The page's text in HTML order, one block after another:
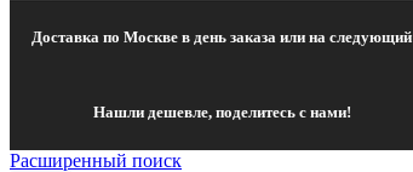
Доставка по Москве в день заказа или на следующий
Нашли дешевле, поделитесь с нами!
Расширенный поиск